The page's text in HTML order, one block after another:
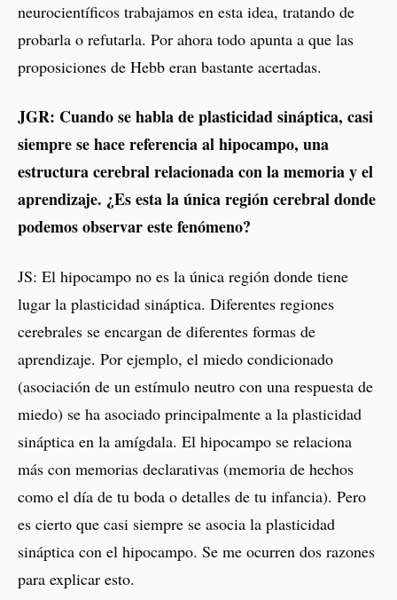
neurocientíficos trabajamos en esta idea, tratando de
probarla o refutarla. Por ahora todo apunta a que las
proposiciones de Hebb eran bastante acertadas.
JGR: Cuando se habla de plasticidad sináptica, casi
siempre se hace referencia al hipocampo, una
estructura cerebral relacionada con la memoria y el
aprendizaje. ¿Es esta la única región cerebral donde
podemos observar este fenómeno?
JS: El hipocampo no es la única región donde tiene
lugar la plasticidad sináptica. Diferentes regiones
cerebrales se encargan de diferentes formas de
aprendizaje. Por ejemplo, el miedo condicionado
(asociación de un estímulo neutro con una respuesta de
miedo) se ha asociado principalmente a la plasticidad
sináptica en la amígdala. El hipocampo se relaciona
más con memorias declarativas (memoria de hechos
como el día de tu boda o detalles de tu infancia). Pero
es cierto que casi siempre se asocia la plasticidad
sináptica con el hipocampo. Se me ocurren dos razones
para explicar esto.